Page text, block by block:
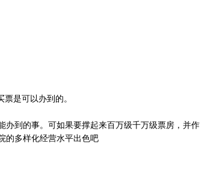
是可以办到的。
到的事。可如果要撑起来百万级千万级票房，并作
的多样化经营水平出色吧